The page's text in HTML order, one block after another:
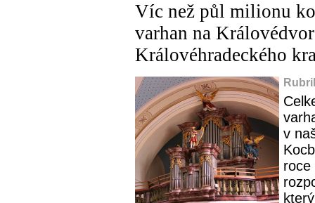
Víc než půl milionu
varhan na
Královéhradeckého
v
roce